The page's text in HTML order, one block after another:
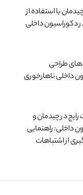
با استفاده از
دکوراسیون داخلی
طراحی
داخلی ناهارخوری
در چیدمان و
داخلی: راهنمایی
از اشتباهات